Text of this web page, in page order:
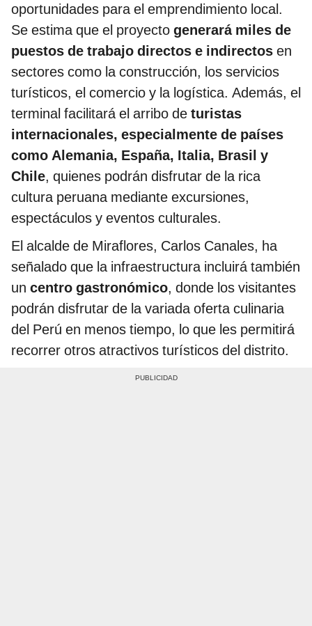
oportunidades para el emprendimiento local.
Se estima que el proyecto generará miles de
puestos de trabajo directos e indirectos en
sectores como la construcción, los servicios
turísticos, el comercio y la logística. Además, el
terminal facilitará el arribo de turistas
internacionales, especialmente de países
como Alemania, España, Italia, Brasil y
Chile, quienes podrán disfrutar de la rica
cultura peruana mediante excursiones,
espectáculos y eventos culturales.
El alcalde de Miraflores, Carlos Canales, ha
señalado que la infraestructura incluirá también
un centro gastronómico, donde los visitantes
podrán disfrutar de la variada oferta culinaria
del Perú en menos tiempo, lo que les permitirá
recorrer otros atractivos turísticos del distrito.